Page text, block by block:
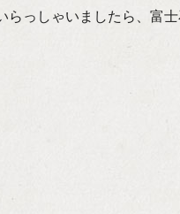
っしゃいましたら、富士